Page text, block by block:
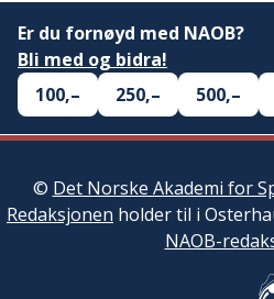
Er du fornøyd med NAOB?
Bli med og bidra!
100,–
250,– 500,–
© Det Norske Akademi for
Redaksjonen holder til i
NAOB-